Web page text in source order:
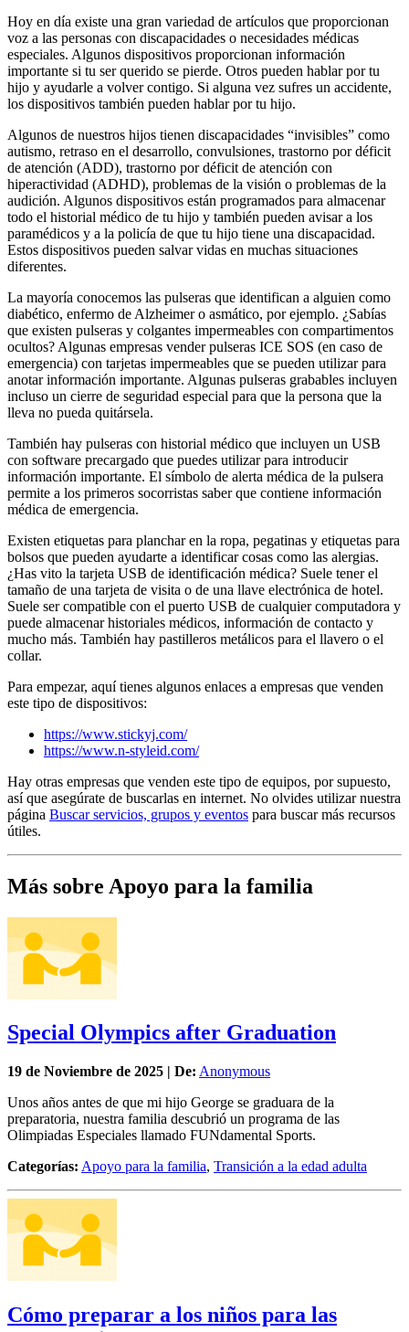
Hoy en día existe una gran variedad de artículos que proporcionan
voz a las personas con discapacidades o necesidades médicas
especiales. Algunos dispositivos proporcionan información
importante si tu ser querido se pierde. Otros pueden hablar por tu
hijo y ayudarle a volver contigo. Si alguna vez sufres un accidente,
los dispositivos también pueden hablar por tu hijo.
Algunos de nuestros hijos tienen discapacidades “invisibles” como
autismo, retraso en el desarrollo, convulsiones, trastorno por déficit
de atención (ADD), trastorno por déficit de atención con
hiperactividad (ADHD), problemas de la visión o problemas de la
audición. Algunos dispositivos están programados para almacenar
todo el historial médico de tu hijo y también pueden avisar a los
paramédicos y a la policía de que tu hijo tiene una discapacidad.
Estos dispositivos pueden salvar vidas en muchas situaciones
diferentes.
La mayoría conocemos las pulseras que identifican a alguien como
diabético, enfermo de Alzheimer o asmático, por ejemplo. ¿Sabías
que existen pulseras y colgantes impermeables con compartimentos
ocultos? Algunas empresas vender pulseras ICE SOS (en caso de
emergencia) con tarjetas impermeables que se pueden utilizar para
anotar información importante. Algunas pulseras grabables incluyen
incluso un cierre de seguridad especial para que la persona que la
lleva no pueda quitársela.
También hay pulseras con historial médico que incluyen un USB
con software precargado que puedes utilizar para introducir
información importante. El símbolo de alerta médica de la pulsera
permite a los primeros socorristas saber que contiene información
médica de emergencia.
Existen etiquetas para planchar en la ropa, pegatinas y etiquetas para
bolsos que pueden ayudarte a identificar cosas como las alergias.
¿Has vito la tarjeta USB de identificación médica? Suele tener el
tamaño de una tarjeta de visita o de una llave electrónica de hotel.
Suele ser compatible con el puerto USB de cualquier computadora y
puede almacenar historiales médicos, información de contacto y
mucho más. También hay pastilleros metálicos para el llavero o el
collar.
Para empezar, aquí tienes algunos enlaces a empresas que venden
este tipo de dispositivos:
https://www.stickyj.com/
https://www.n-styleid.com/
Hay otras empresas que venden este tipo de equipos, por supuesto,
así que asegúrate de buscarlas en internet. No olvides utilizar nuestra
página Buscar servicios, grupos y eventos para buscar más recursos
útiles.
Más sobre Apoyo para la familia
Special Olympics after Graduation
19 de Noviembre de 2025 | De: Anonymous
Unos años antes de que mi hijo George se graduara de la
preparatoria, nuestra familia descubrió un programa de las
Olimpiadas Especiales llamado FUNdamental Sports.
Categorías: Apoyo para la familia, Transición a la edad adulta
Cómo preparar a los niños para las